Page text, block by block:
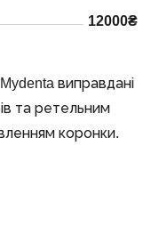
12000₴
Mydenta виправдані
та ретельним
коронки.